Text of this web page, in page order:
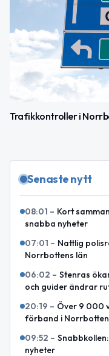
Trafikkontroller i
Senaste nytt
08:01 – Kort
snabba nyheter
07:01 – Nattlig
Norrbottens län
06:02 – Stenras
och guider ändrar
20:19 – Över 9 000
förband i
09:52 –
nyheter